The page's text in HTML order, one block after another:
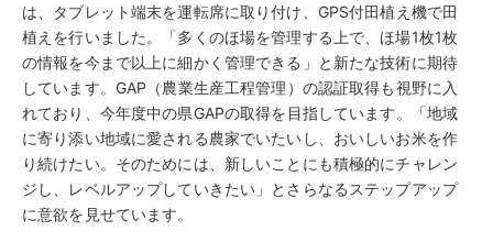
は、タブレット端末を運転席に取り付け、GPS付田植え機で田
植えを行いました。「多くのほ場を管理する上で、ほ場1枚1枚
の情報を今まで以上に細かく管理できる」と新たな技術に期待
しています。GAP（農業生産工程管理）の認証取得も視野に入
れており、今年度中の県GAPの取得を目指しています。「地域
に寄り添い地域に愛される農家でいたいし、おいしいお米を作
り続けたい。そのためには、新しいことにも積極的にチャレン
ジし、レベルアップしていきたい」とさらなるステップアップ
に意欲を見せています。